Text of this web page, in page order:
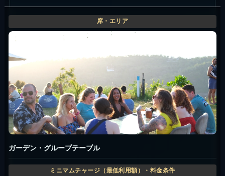
ガーデン・グループテーブル